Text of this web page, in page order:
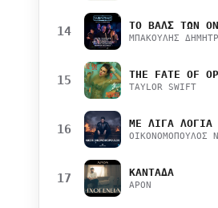
14
15 THE FATE OF
TAYLOR SWIFT
16 ΜΕ ΛΙΓΑ ΛΟΓΙΑ
ΟΙΚΟΝΟΜΟΠΟΥΛΟΣ
17 ΚΑΝΤΑΔΑ
APON